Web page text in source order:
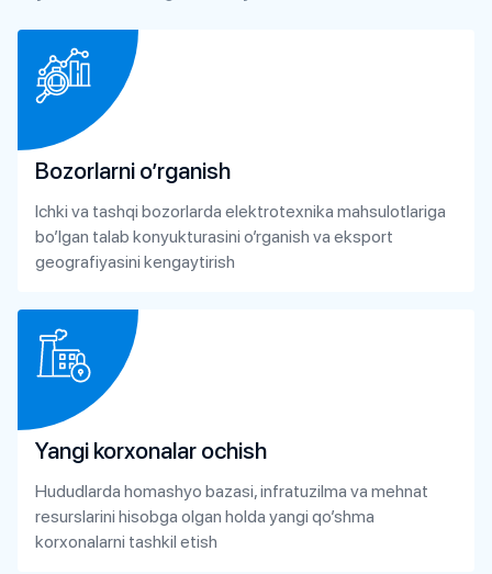
Bozorlarni o’rganish
Ichki va tashqi bozorlarda elektrotexnika mahsulotlariga
bo’lgan talab konyukturasini o’rganish va eksport
geografiyasini kengaytirish
Yangi korxonalar ochish
Hududlarda homashyo bazasi, infratuzilma va mehnat
resurslarini hisobga olgan holda yangi qo’shma
korxonalarni tashkil etish